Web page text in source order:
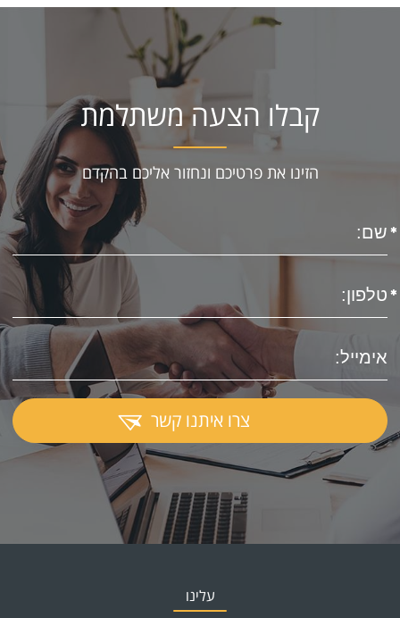
קבלו הצעה משתלמת
הזינו את פרטיכם ונחזור אליכם בהקדם
צרו איתנו קשר
עלינו